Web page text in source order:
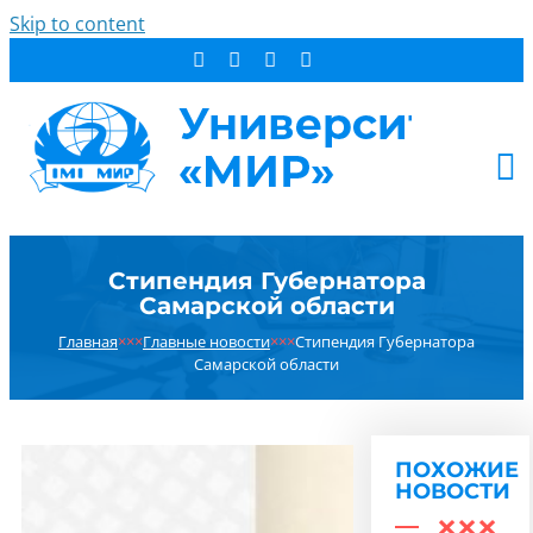
Skip to content
СТУДЕНТУ
ОБ УНИВЕРСИТЕТЕ
НОВОСТИ
Стипендия Губернатора
Самарской области
Главная×××Главные новости×××Стипендия Губернатора
Самарской области
ПОХОЖИЕ
НОВОСТИ